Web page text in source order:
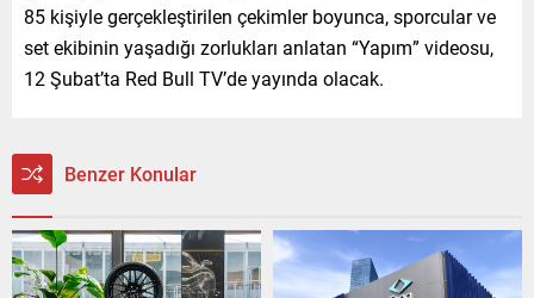
85 kişiyle gerçekleştirilen çekimler boyunca, sporcular ve
set ekibinin yaşadığı zorlukları anlatan “Yapım” videosu,
12 Şubat’ta Red Bull TV’de yayında olacak.
Benzer Konular